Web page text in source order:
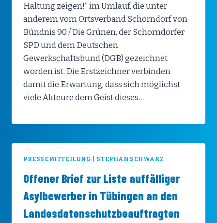
Haltung zeigen!“ im Umlauf, die unter
anderem vom Ortsverband Schorndorf von
Bündnis 90 / Die Grünen, der Schorndorfer
SPD und dem Deutschen
Gewerkschaftsbund (DGB) gezeichnet
worden ist. Die Erstzeichner verbinden
damit die Erwartung, dass sich möglichst
viele Akteure dem Geist dieses…
PRESSEMITTEILUNG STEPHAN SCHWARZ
Offener Brief zur Liste auffälliger
Asylbewerber in Tübingen an den
Landesdatenschutzbeauftragten